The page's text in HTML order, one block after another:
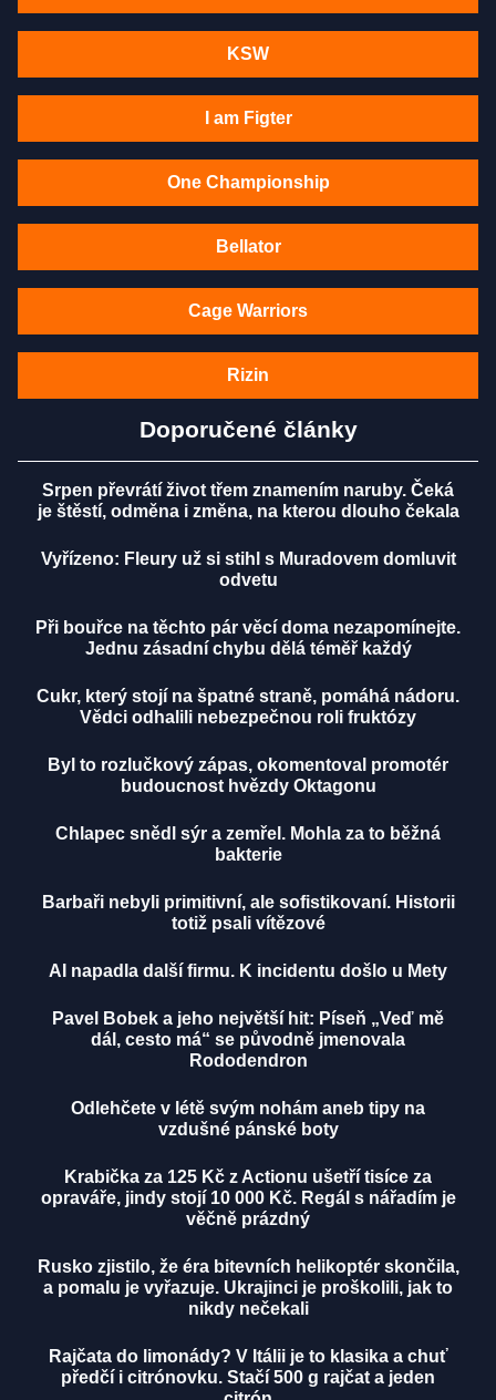
KSW
I am Figter
One Championship
Bellator
Cage Warriors
Rizin
Doporučené články
Srpen převrátí život třem znamením naruby. Čeká
je štěstí, odměna i změna, na kterou dlouho čekala
Vyřízeno: Fleury už si stihl s Muradovem domluvit
odvetu
Při bouřce na těchto pár věcí doma nezapomínejte.
Jednu zásadní chybu dělá téměř každý
Cukr, který stojí na špatné straně, pomáhá nádoru.
Vědci odhalili nebezpečnou roli fruktózy
Byl to rozlučkový zápas, okomentoval promotér
budoucnost hvězdy Oktagonu
Chlapec snědl sýr a zemřel. Mohla za to běžná
bakterie
Barbaři nebyli primitivní, ale sofistikovaní. Historii
totiž psali vítězové
AI napadla další firmu. K incidentu došlo u Mety
Pavel Bobek a jeho největší hit: Píseň „Veď mě
dál, cesto má“ se původně jmenovala
Rododendron
Odlehčete v létě svým nohám aneb tipy na
vzdušné pánské boty
Krabička za 125 Kč z Actionu ušetří tisíce za
opraváře, jindy stojí 10 000 Kč. Regál s nářadím je
věčně prázdný
Rusko zjistilo, že éra bitevních helikoptér skončila,
a pomalu je vyřazuje. Ukrajinci je proškolili, jak to
nikdy nečekali
Rajčata do limonády? V Itálii je to klasika a chuť
předčí i citrónovku. Stačí 500 g rajčat a jeden